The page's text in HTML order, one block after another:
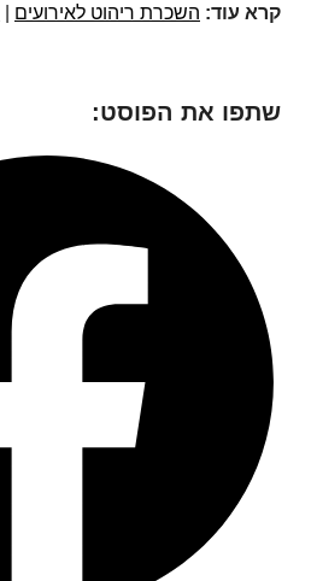
קרא עוד: השכרת ריהוט לאירועים
שתפו את הפוסט: